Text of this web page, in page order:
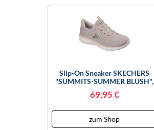
Slip-On Sneaker SKECHERS
"SUMMITS-SUMMER BLUSH",
Schuhe Slip-On Sneaker,
Topseller (35303119-37)
69,95 €
zum Shop